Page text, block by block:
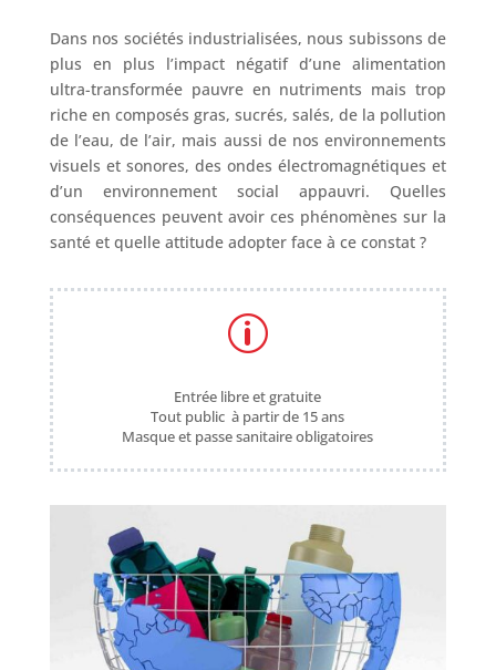
Dans nos sociétés industrialisées, nous subissons de
plus en plus l’impact négatif d’une alimentation
ultra-transformée pauvre en nutriments mais trop
riche en composés gras, sucrés, salés, de la pollution
de l’eau, de l’air, mais aussi de nos environnements
visuels et sonores, des ondes électromagnétiques et
d’un environnement social appauvri. Quelles
conséquences peuvent avoir ces phénomènes sur la
santé et quelle attitude adopter face à ce constat ?
p
Entrée libre et gratuite
Tout public à partir de 15 ans
Masque et passe sanitaire obligatoires